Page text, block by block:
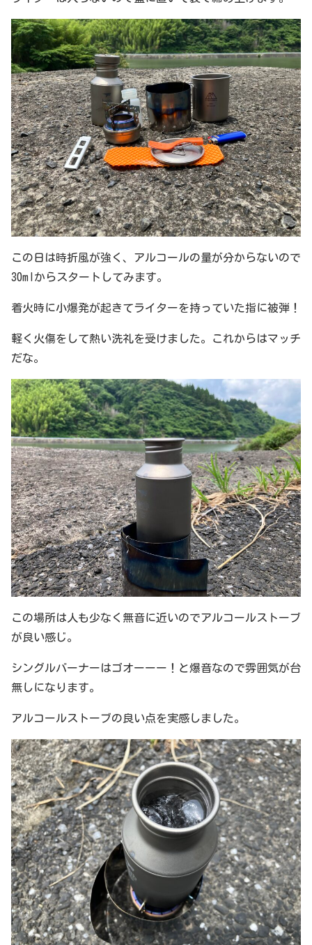
この日は時折風が強く、アルコールの量が分からないので
30mlからスタートしてみます。
着火時に小爆発が起きてライターを持っていた指に被弾！
軽く火傷をして熱い洗礼を受けました。これからはマッチ
だな。
この場所は人も少なく無音に近いのでアルコールストーブ
が良い感じ。
シングルバーナーはゴオーーー！と爆音なので雰囲気が台
無しになります。
アルコールストーブの良い点を実感しました。